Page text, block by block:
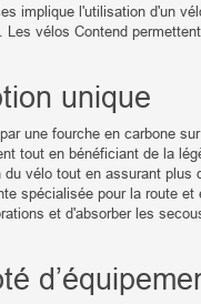
implique l'utilisation d'un
. Les vélos Contend
unique
une fourche en carbone
tout en bénéficiant de la
vélo tout en assurant
spécialisée pour la route
et d'absorber les